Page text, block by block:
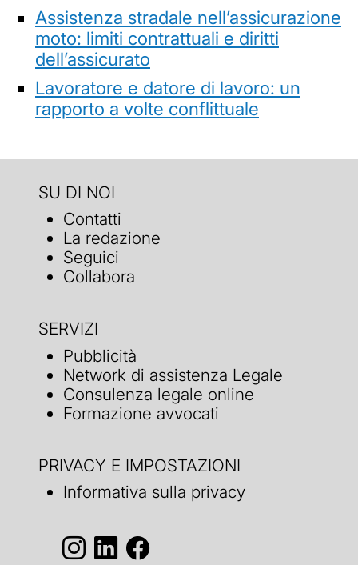
Assistenza stradale nell’assicurazione
moto: limiti contrattuali e diritti
dell’assicurato
Lavoratore e datore di lavoro: un
rapporto a volte conflittuale
SU DI NOI
Contatti
La redazione
Seguici
Collabora
SERVIZI
Pubblicità
Network di assistenza Legale
Consulenza legale online
Formazione avvocati
PRIVACY E IMPOSTAZIONI
Informativa sulla privacy